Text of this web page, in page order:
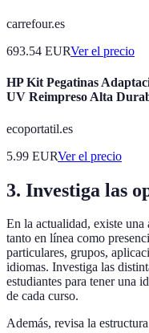
carrefour.es
693.54 EURVer el precio
HP Kit Pegatinas
UV Reimpreso Alta
ecoportatil.es
5.99 EURVer el precio
3. Investiga las
En la actualidad, existe una
tanto en línea como
particulares, grupos,
idiomas. Investiga las
estudiantes para tener una
de cada curso.
Además, revisa la